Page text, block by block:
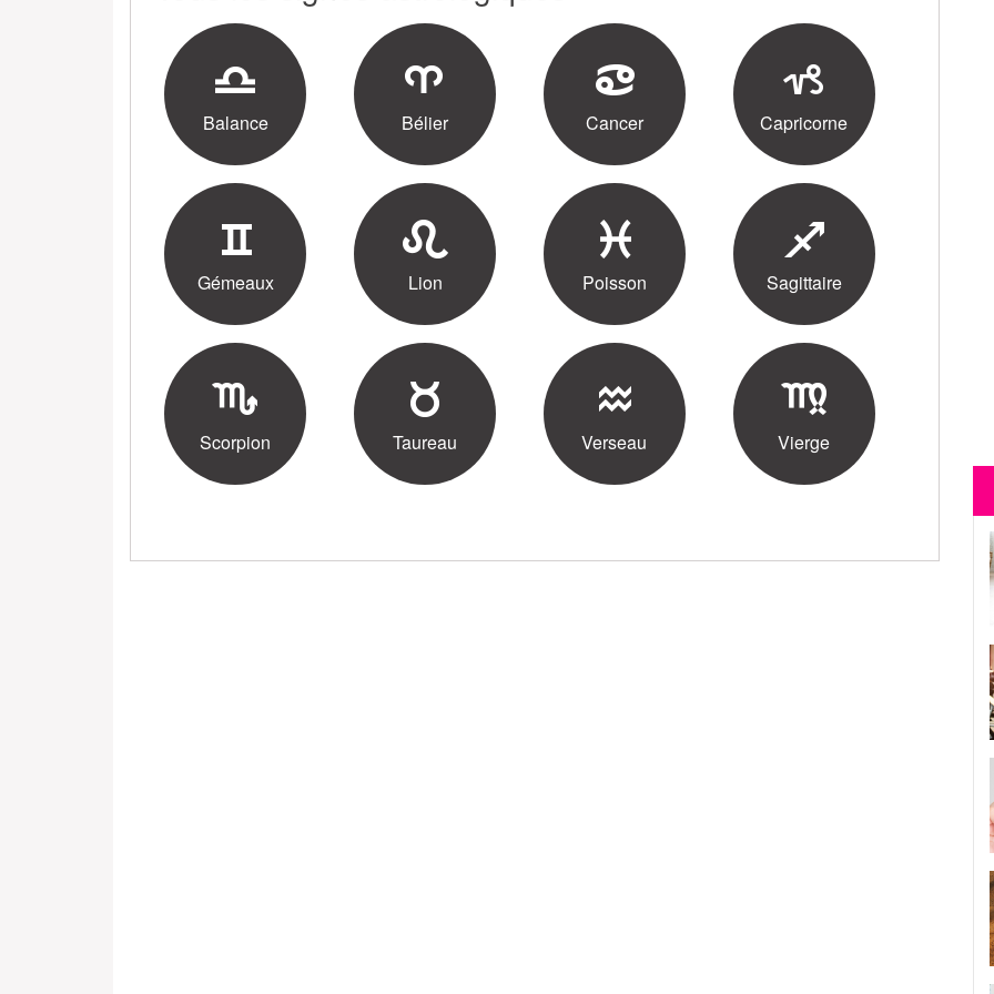
Balance Bélier Cancer Capricorne
Gémeaux Lion Poisson Sagittaire
Scorpion Taureau Verseau Vierge